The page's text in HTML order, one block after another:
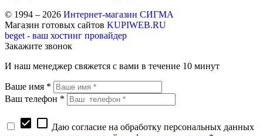
© 1994 – 2026 Интернет-магазин СИГМА
Магазин готовых сайтов KUPIWEB.RU
beget - ваш хостинг провайдер
Закажите звонок
И наш менеджер свяжется с вами в течение 10 минут
Ваше имя *
Ваш телефон *
check_box check_box_outline_blank Даю согласие на обработку персональных данных